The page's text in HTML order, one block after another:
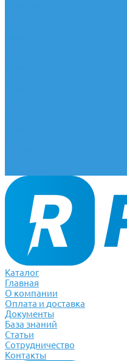
Каталог
Главная
О компании
Оплата и доставка
Документы
База знаний
Статьи
Сотрудничество
Контакты